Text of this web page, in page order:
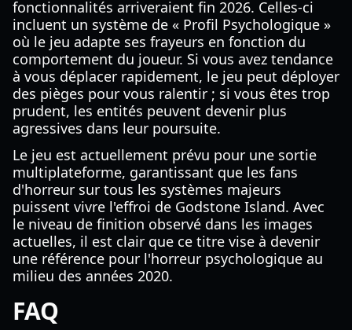
fonctionnalités arriveraient fin 2026. Celles-ci
incluent un système de « Profil Psychologique »
où le jeu adapte ses frayeurs en fonction du
comportement du joueur. Si vous avez tendance
à vous déplacer rapidement, le jeu peut déployer
des pièges pour vous ralentir ; si vous êtes trop
prudent, les entités peuvent devenir plus
agressives dans leur poursuite.
Le jeu est actuellement prévu pour une sortie
multiplateforme, garantissant que les fans
d'horreur sur tous les systèmes majeurs
puissent vivre l'effroi de Godstone Island. Avec
le niveau de finition observé dans les images
actuelles, il est clair que ce titre vise à devenir
une référence pour l'horreur psychologique au
milieu des années 2020.
FAQ